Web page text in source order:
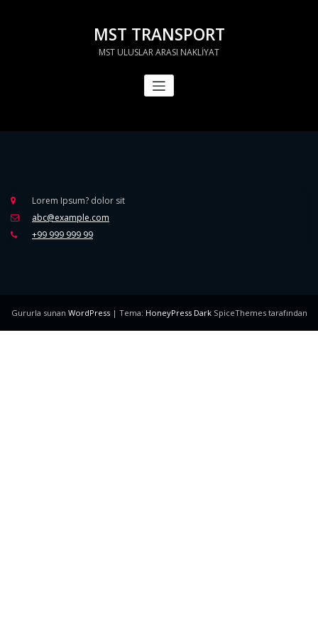
MST TRANSPORT
MST ULUSLAR ARASI NAKLİYAT
Lorem Ipsum? dolor sit
abc@example.com
+99 999 999 99
Gururla sunan WordPress | Tema: HoneyPress DarkSpiceThemes tarafından